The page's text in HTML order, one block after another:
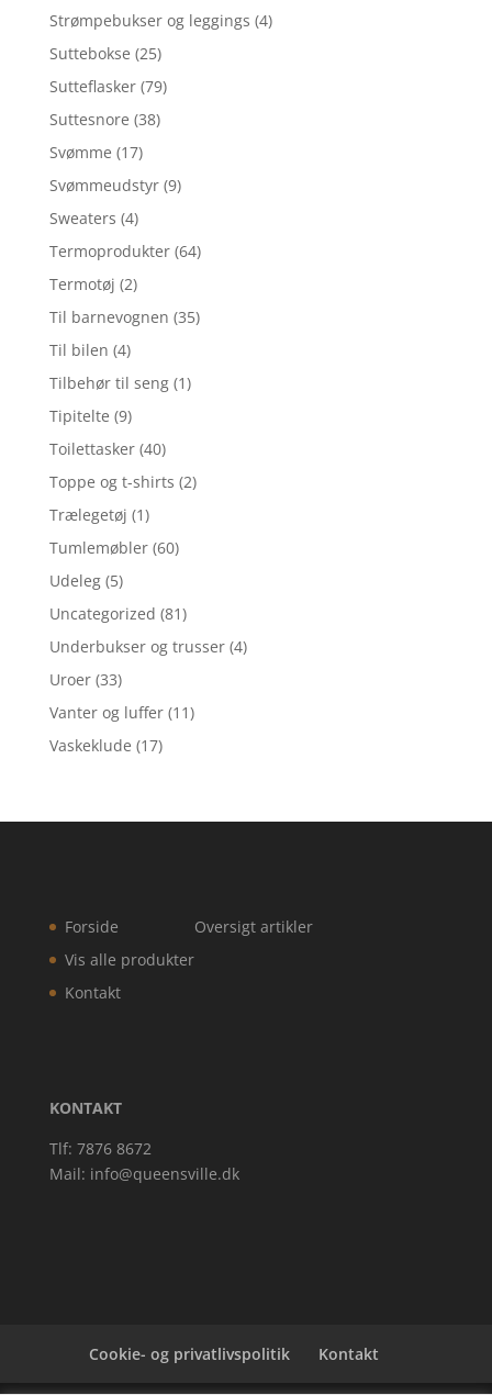
Strømpebukser og leggings (4)
Suttebokse (25)
Sutteflasker (79)
Suttesnore (38)
Svømme (17)
Svømmeudstyr (9)
Sweaters (4)
Termoprodukter (64)
Termotøj (2)
Til barnevognen (35)
Til bilen (4)
Tilbehør til seng (1)
Tipitelte (9)
Toilettasker (40)
Toppe og t-shirts (2)
Trælegetøj (1)
Tumlemøbler (60)
Udeleg (5)
Uncategorized (81)
Underbukser og trusser (4)
Uroer (33)
Vanter og luffer (11)
Vaskeklude (17)
Forside
Vis alle produkter
Kontakt
Oversigt artikler
KONTAKT
Tlf: 7876 8672
Mail: info@queensville.dk
Cookie- og privatlivspolitik Kontakt